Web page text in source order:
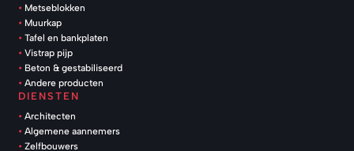
Metseblokken
Muurkap
Tafel en bankplaten
Vistrap pijp
Beton & gestabiliseerd
Andere producten
DIENSTEN
Architecten
Algemene aannemers
Zelfbouwers